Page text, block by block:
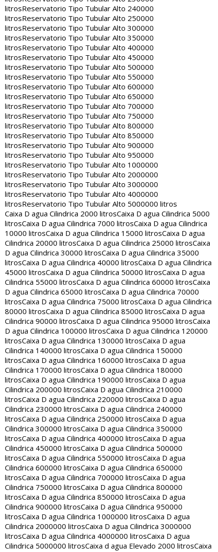
litrosReservatorio Tipo Tubular Alto 240000
litrosReservatorio Tipo Tubular Alto 250000
litrosReservatorio Tipo Tubular Alto 300000
litrosReservatorio Tipo Tubular Alto 350000
litrosReservatorio Tipo Tubular Alto 400000
litrosReservatorio Tipo Tubular Alto 450000
litrosReservatorio Tipo Tubular Alto 500000
litrosReservatorio Tipo Tubular Alto 550000
litrosReservatorio Tipo Tubular Alto 600000
litrosReservatorio Tipo Tubular Alto 650000
litrosReservatorio Tipo Tubular Alto 700000
litrosReservatorio Tipo Tubular Alto 750000
litrosReservatorio Tipo Tubular Alto 800000
litrosReservatorio Tipo Tubular Alto 850000
litrosReservatorio Tipo Tubular Alto 900000
litrosReservatorio Tipo Tubular Alto 950000
litrosReservatorio Tipo Tubular Alto 1000000
litrosReservatorio Tipo Tubular Alto 2000000
litrosReservatorio Tipo Tubular Alto 3000000
litrosReservatorio Tipo Tubular Alto 4000000
litrosReservatorio Tipo Tubular Alto 5000000 litros
Caixa D agua Cilindrica 2000 litrosCaixa D agua Cilindrica 5000
litrosCaixa D agua Cilindrica 7000 litrosCaixa D agua Cilindrica
10000 litrosCaixa D agua Cilindrica 15000 litrosCaixa D agua
Cilindrica 20000 litrosCaixa D agua Cilindrica 25000 litrosCaixa
D agua Cilindrica 30000 litrosCaixa D agua Cilindrica 35000
litrosCaixa D agua Cilindrica 40000 litrosCaixa D agua Cilindrica
45000 litrosCaixa D agua Cilindrica 50000 litrosCaixa D agua
Cilindrica 55000 litrosCaixa D agua Cilindrica 60000 litrosCaixa
D agua Cilindrica 65000 litrosCaixa D agua Cilindrica 70000
litrosCaixa D agua Cilindrica 75000 litrosCaixa D agua Cilindrica
80000 litrosCaixa D agua Cilindrica 85000 litrosCaixa D agua
Cilindrica 90000 litrosCaixa D agua Cilindrica 95000 litrosCaixa
D agua Cilindrica 100000 litrosCaixa D agua Cilindrica 120000
litrosCaixa D agua Cilindrica 130000 litrosCaixa D agua
Cilindrica 140000 litrosCaixa D agua Cilindrica 150000
litrosCaixa D agua Cilindrica 160000 litrosCaixa D agua
Cilindrica 170000 litrosCaixa D agua Cilindrica 180000
litrosCaixa D agua Cilindrica 190000 litrosCaixa D agua
Cilindrica 200000 litrosCaixa D agua Cilindrica 210000
litrosCaixa D agua Cilindrica 220000 litrosCaixa D agua
Cilindrica 230000 litrosCaixa D agua Cilindrica 240000
litrosCaixa D agua Cilindrica 250000 litrosCaixa D agua
Cilindrica 300000 litrosCaixa D agua Cilindrica 350000
litrosCaixa D agua Cilindrica 400000 litrosCaixa D agua
Cilindrica 450000 litrosCaixa D agua Cilindrica 500000
litrosCaixa D agua Cilindrica 550000 litrosCaixa D agua
Cilindrica 600000 litrosCaixa D agua Cilindrica 650000
litrosCaixa D agua Cilindrica 700000 litrosCaixa D agua
Cilindrica 750000 litrosCaixa D agua Cilindrica 800000
litrosCaixa D agua Cilindrica 850000 litrosCaixa D agua
Cilindrica 900000 litrosCaixa D agua Cilindrica 950000
litrosCaixa D agua Cilindrica 1000000 litrosCaixa D agua
Cilindrica 2000000 litrosCaixa D agua Cilindrica 3000000
litrosCaixa D agua Cilindrica 4000000 litrosCaixa D agua
Cilindrica 5000000 litrosCaixa d agua Elevado 2000 litrosCaixa